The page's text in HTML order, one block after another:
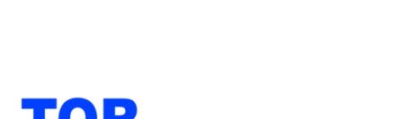
Matrices
Medium